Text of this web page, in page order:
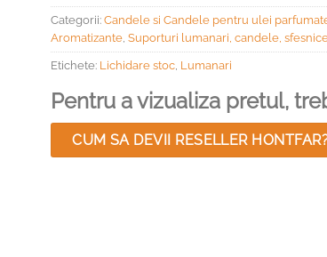
Categorii: Candele si Candele pentru ulei
Aromatizante Suporturi lumanari, candele,
Etichete: Lichidare stoc Lumanari
Pentru a vizualiza pretul,
CUM SA DEVII RESELLER